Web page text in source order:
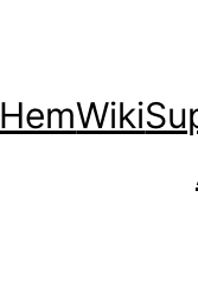
HemWiki